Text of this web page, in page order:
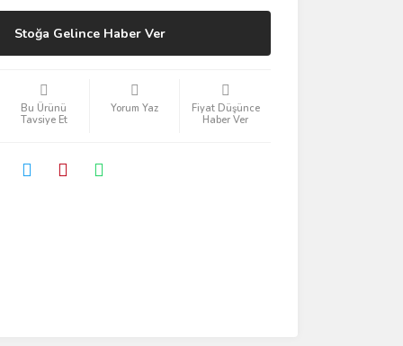
Stoğa Gelince Haber Ver
Bu Ürünü
Tavsiye Et
Yorum Yaz
Fiyat Düşünce
Haber Ver